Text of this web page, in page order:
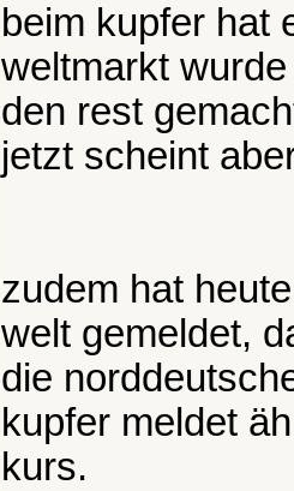
beim kupfer hat
weltmarkt
den rest
jetzt scheint
zudem hat
welt gemeldet,
die
kupfer meldet
kurs.